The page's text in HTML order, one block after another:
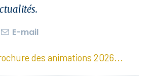
.
E-mail
des animations 2026...